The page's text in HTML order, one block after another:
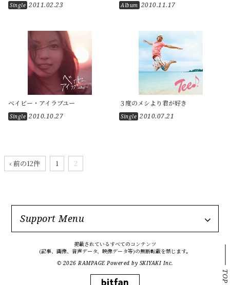
TOP
Single 2011.02.23 Album 2010.11.17
ベイビー・アイラブユー
Single 2010.10.27
３度のメシより君が好き
Single 2010.07.21
‹ 前の12件 1 2
Support Menu
掲載されているすべてのコンテンツ
(記事、画像、音声データ、映像データ等)の無断転載を禁じます。
© 2026 RAMPAGE Powered by SKIYAKI Inc.